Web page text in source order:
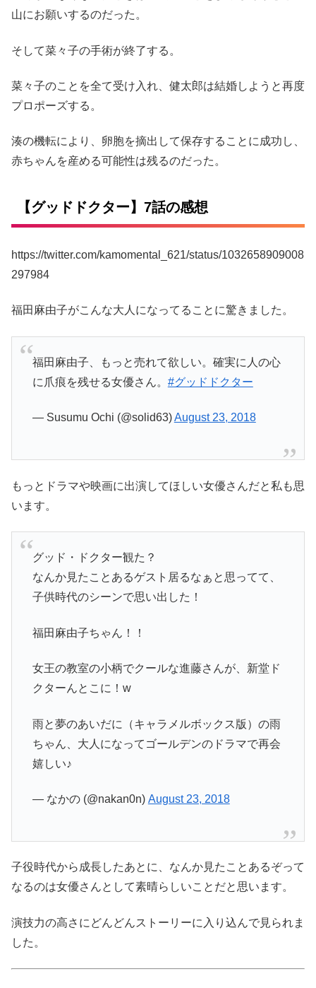
山にお願いするのだった。
そして菜々子の手術が終了する。
菜々子のことを全て受け入れ、健太郎は結婚しようと再度
プロポーズする。
湊の機転により、卵胞を摘出して保存することに成功し、
赤ちゃんを産める可能性は残るのだった。
【グッドドクター】7話の感想
https://twitter.com/kamomental_621/status/1032658909008
297984
福田麻由子がこんな大人になってることに驚きました。
福田麻由子、もっと売れて欲しい。確実に人の心
に爪痕を残せる女優さん。 #グッドドクター
— Susumu Ochi (@solid63)August 23, 2018
もっとドラマや映画に出演してほしい女優さんだと私も思
います。
グッド・ドクター観た？
なんか見たことあるゲスト居るなぁと思ってて、
子供時代のシーンで思い出した！
福田麻由子ちゃん！！
女王の教室の小柄でクールな進藤さんが、新堂ド
クターんとこに！w
雨と夢のあいだに（キャラメルボックス版）の雨
ちゃん、大人になってゴールデンのドラマで再会
嬉しい♪
— なかの (@nakan0n) August 23, 2018
子役時代から成長したあとに、なんか見たことあるぞって
なるのは女優さんとして素晴らしいことだと思います。
演技力の高さにどんどんストーリーに入り込んで見られま
した。